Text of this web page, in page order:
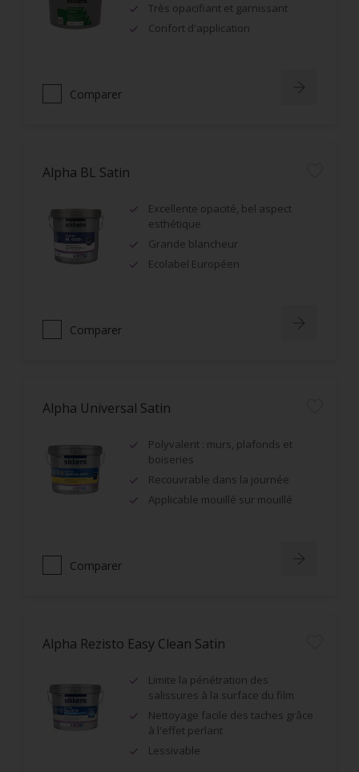
Très opacifiant et garnissant
Confort d'application
Comparer
Alpha BL Satin
Excellente opacité, bel aspect
esthétique
Grande blancheur
Ecolabel Européen
Comparer
Alpha Universal Satin
Polyvalent : murs, plafonds et
boiseries
Recouvrable dans la journée
Applicable mouillé sur mouillé
Comparer
Alpha Rezisto Easy Clean Satin
Limite la pénétration des
salissures à la surface du film
Nettoyage facile des taches grâce
à l'effet perlant
Lessivable